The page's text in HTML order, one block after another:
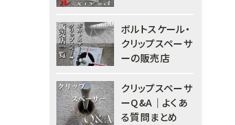
ボルトスケール・
クリップスペーサ
ーの販売店
クリップスペーサ
ーQ&A｜よくあ
る質問まとめ